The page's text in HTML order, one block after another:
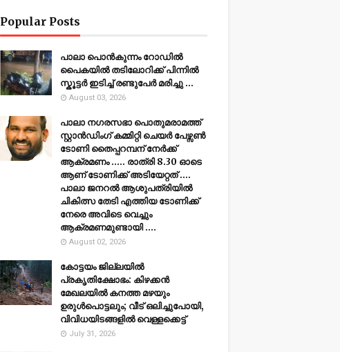
Popular Posts
പാലാ പൊൻകുന്നം റോഡിൽ
പൈകയിൽ തടിലോറിക്ക് പിന്നിൽ
സ്കൂട്ടർ ഇടിച്ച് രണ്ടുപേർ മരിച്ചു ...
August 03, 2026
പാലാ നഗരസഭാ പൊതുമരാമത്ത്
സ്റ്റാൻഡിംഗ് കമ്മിറ്റി ചെയർ പേഴ്സൺ
ടോണി തൈപ്പറമ്പന് നേർക്ക്
ആക്രമണം ..... രാത്രി 8.30 ഓടെ
ആണ് ടോണിക്ക് അടിയേറ്റത് ....
പാലാ ജനറൽ ആശുപത്രിയിൽ
ചികിത്സ തേടി എത്തിയ ടോണിക്ക്
നേരെ അവിടെ വെച്ചും
ആക്രമണമുണ്ടായി ....
August 02, 2026
കോട്ടയം ജില്ലയില്‍
പ്രകൃതിക്ഷോഭം: കിഴക്കന്‍
മേഖലയില്‍ കനത്ത മഴയും
ഉരുള്‍പൊട്ടലും; വീട് ഒലിച്ചുപോയി,
വിവിധയിടങ്ങളില്‍ വെള്ളക്കെട്ട്
July 31, 2026